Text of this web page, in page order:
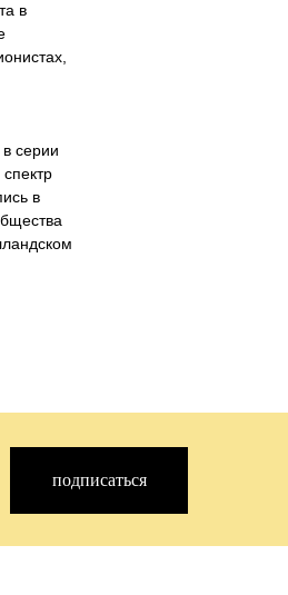
в
серии
в
подписаться